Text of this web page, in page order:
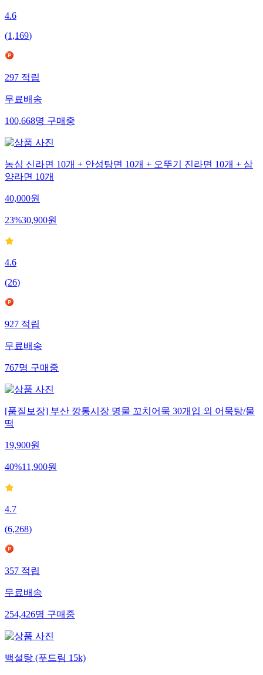
4.6
(1,169)
297적립
무료배송
100,668명구매중
농심 신라면 10개 + 안성탕면 10개 + 오뚜기 진라면 10개 + 삼
양라면 10개
40,000원
23%30,900원
4.6
(26)
927적립
무료배송
767명구매중
[품질보장] 부산 깡통시장 명물 꼬치어묵 30개입 외 어묵탕/물
떡
19,900원
40%11,900원
4.7
(6,268)
357적립
무료배송
254,426명구매중
백설탕 (푸드림 15k)